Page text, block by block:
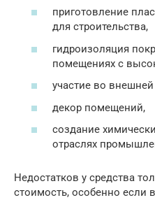
приготовление
для строительства,
гидроизоляция
помещениях с
участие во внешней
декор помещений,
создание
отраслях
Недостатков у средства
стоимость, особенно если